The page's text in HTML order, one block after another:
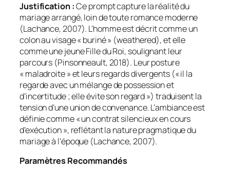
Justification :Ce prompt capture la réalité du
mariage arrangé, loin de toute romance moderne
(Lachance, 2007). L’homme est décrit comme un
colon au visage « buriné » (weathered), et elle
comme une jeune Fille du Roi, soulignant leur
parcours (Pinsonneault, 2018). Leur posture
« maladroite » et leurs regards divergents (« il la
regarde avec un mélange de possession et
d’incertitude ; elle évite son regard ») traduisent la
tension d’une union de convenance. L’ambiance est
définie comme « un contrat silencieux en cours
d’exécution », reflétant la nature pragmatique du
mariage à l’époque (Lachance, 2007).
Paramètres Recommandés